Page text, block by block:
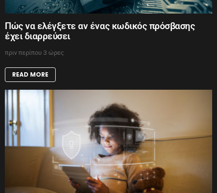
Πώς να ελέγξετε αν ένας κωδικός πρόσβασης
έχει διαρρεύσει
πριν περίπου 3 ώρες
READ MORE